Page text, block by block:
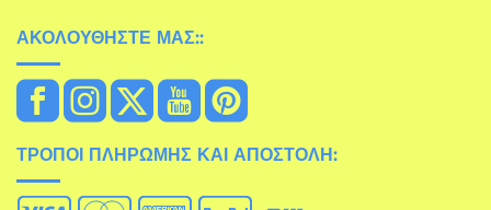
ΑΚΟΛΟΥΘΉΣΤΕ ΜΑΣ::
ΤΡΌΠΟΙ ΠΛΗΡΩΜΉΣ ΚΑΙ ΑΠΟΣΤΟΛΉ: